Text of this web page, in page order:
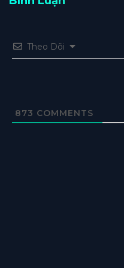
Theo Dõi
873 COMMENTS